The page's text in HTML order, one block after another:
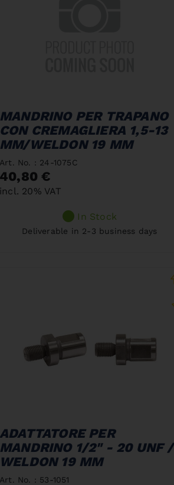
MANDRINO PER TRAPANO
CON CREMAGLIERA 1,5-13
MM/WELDON 19 MM
Art. No. : 24-1075C
40,80 €
incl. 20% VAT
In Stock
Deliverable in 2-3 business days
ADATTATORE PER
MANDRINO 1/2" - 20 UNF /
WELDON 19 MM
Art. No. : 53-1051